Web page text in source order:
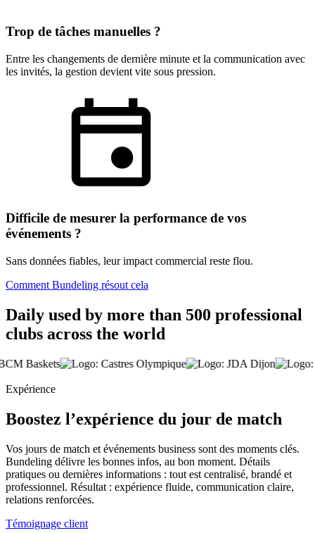
Trop de tâches manuelles ?
Entre les changements de dernière minute et la communication avec
les invités, la gestion devient vite sous pression.
Difficile de mesurer la performance de vos
événements ?
Sans données fiables, leur impact commercial reste flou.
Comment Bundeling résout cela
Daily used by more than 500 professional
clubs across the world
Expérience
Boostez l’expérience du jour de match
Vos jours de match et événements business sont des moments clés.
Bundeling délivre les bonnes infos, au bon moment. Détails
pratiques ou dernières informations : tout est centralisé, brandé et
professionnel. Résultat : expérience fluide, communication claire,
relations renforcées.
Témoignage client